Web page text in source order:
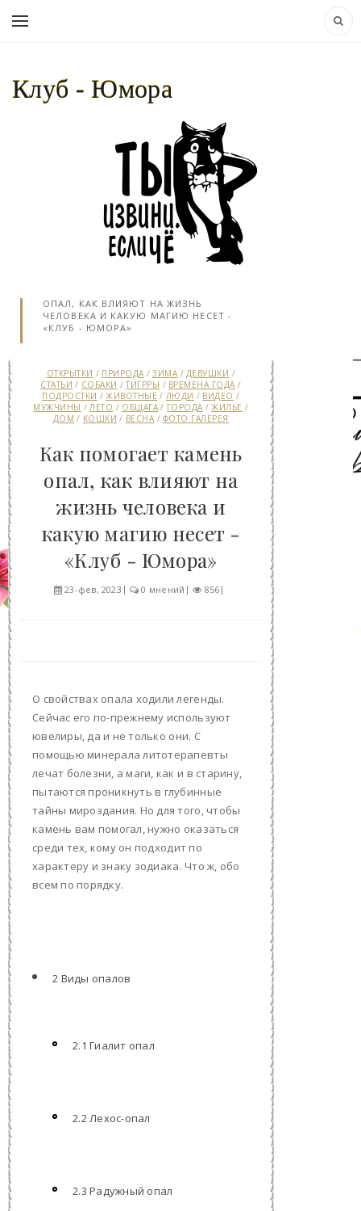
Клуб - Юмора
ОПАЛ, КАК ВЛИЯЮТ НА ЖИЗНЬ
ЧЕЛОВЕКА И КАКУЮ МАГИЮ НЕСЕТ -
«КЛУБ - ЮМОРА»
ОТКРЫТКИ / ПРИРОДА /ЗИМА / ДЕВУШКИ /
СТАТЬИ / СОБАКИ /ТИГРРЫ / ВРЕМЕНА ГОДА /
ПОДРОСТКИ /ЖИВОТНЫЕ / ЛЮДИ / ВИДЕО /
МУЖЧИНЫ /ЛЕТО / ОБЩАГА / ГОРОДА /ЖИЛЬЕ /
ДОМ / КОШКИ / ВЕСНА / ФОТО ГАЛЕРЕЯ
Как помогает камень
опал, как влияют на
жизнь человека и
какую магию несет -
«Клуб - Юмора»
23-фев, 2023 0 мнений 856
О свойствах опала ходили легенды.
Сейчас его по-прежнему используют
ювелиры, да и не только они. С
помощью минерала литотерапевты
лечат болезни, а маги, как и в старину,
пытаются проникнуть в глубинные
тайны мироздания. Но для того, чтобы
камень вам помогал, нужно оказаться
среди тех, кому он подходит по
характеру и знаку зодиака. Что ж, обо
всем по порядку.
2 Виды опалов
2.1 Гиалит опал
2.2 Лехос-опал
2.3 Радужный опал